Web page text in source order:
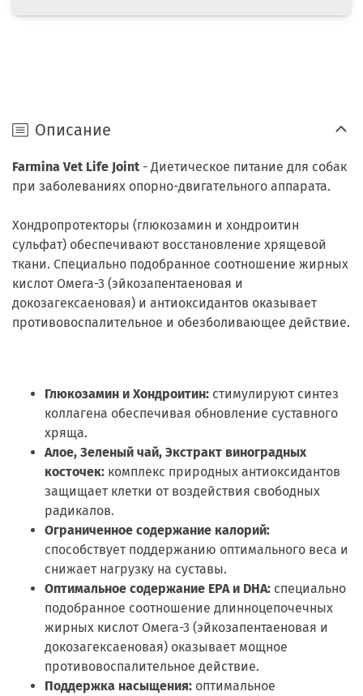
Описание
Farmina Vet Life Joint - Диетическое питание для собак
при заболеваниях опорно-двигательного аппарата.
Хондропротекторы (глюкозамин и хондроитин
сульфат) обеспечивают восстановление хрящевой
ткани. Специально подобранное соотношение жирных
кислот Омега-3 (эйкозапентаеновая и
докозагексаеновая) и антиоксидантов оказывает
противовоспалительное и обезболивающее действие.
Глюкозамин и Хондроитин: стимулируют синтез
коллагена обеспечивая обновление суставного
хряща.
Алое, Зеленый чай, Экстракт виноградных
косточек: комплекс природных антиоксидантов
защищает клетки от воздействия свободных
радикалов.
Ограниченное содержание калорий:
способствует поддержанию оптимального веса и
снижает нагрузку на суставы.
Оптимальное содержание EPA и DHA: специально
подобранное соотношение длинноцепочечных
жирных кислот Омега-3 (эйкозапентаеновая и
докозагексаеновая) оказывает мощное
противовоспалительное действие.
Поддержка насыщения: оптимальное